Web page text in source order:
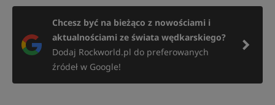
Chcesz być na bieżąco z nowościami i
aktualnościami ze świata wędkarskiego?
Dodaj Rockworld.pl do preferowanych
źródeł w Google!